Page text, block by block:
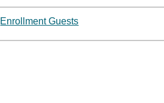
Enrollment Guests